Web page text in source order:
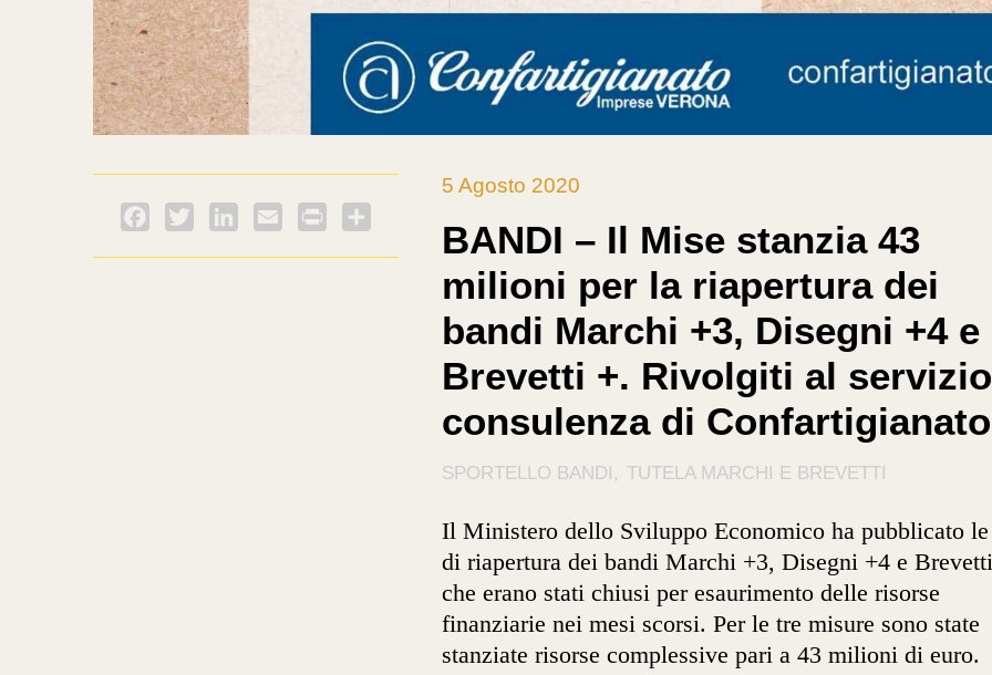
Facebook
Twitter LinkedInEmail PrintFriendly
5 Agosto 2020
BANDI – Il Mise stanzia 43
milioni per la riapertura dei
bandi Marchi +3, Disegni +4 e
Brevetti +. Rivolgiti al
consulenza di Confartigianato
SPORTELLO BANDI TUTELA MARCHI E BREVETTI
Il Ministero dello Sviluppo Economico ha pubblicato le
di riapertura dei bandi Marchi +3, Disegni +4 e
che erano stati chiusi per esaurimento delle risorse
finanziarie nei mesi scorsi. Per le tre misure sono state
stanziate risorse complessive pari a 43 milioni di euro.